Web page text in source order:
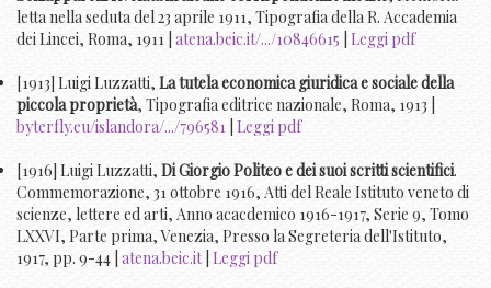
letta nella seduta del 23 aprile 1911, Tipografia della R. Accademia
dei Lincei, Roma, 1911 | atena.beic.it/.../10846615 Leggi pdf
[1913] Luigi Luzzatti, La tutela economica giuridica e sociale della
piccola proprietà, Tipografia editrice nazionale, Roma, 1913 |
byterfly.eu/islandora/.../796581 Leggi pdf
[1916] Luigi Luzzatti, Di Giorgio Politeo e dei suoi scritti scientifici.
Commemorazione, 31 ottobre 1916, Atti del Reale Istituto veneto di
scienze, lettere ed arti, Anno acacdemico 1916-1917, Serie 9, Tomo
LXXVI, Parte prima, Venezia, Presso la Segreteria dell'Istituto,
1917, pp. 9-44 | atena.beic.it| Leggi pdf